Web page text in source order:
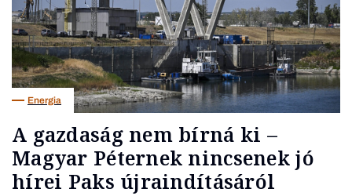
Energia
A gazdaság nem bírná ki –
Magyar Péternek nincsenek jó
hírei Paks újraindításáról